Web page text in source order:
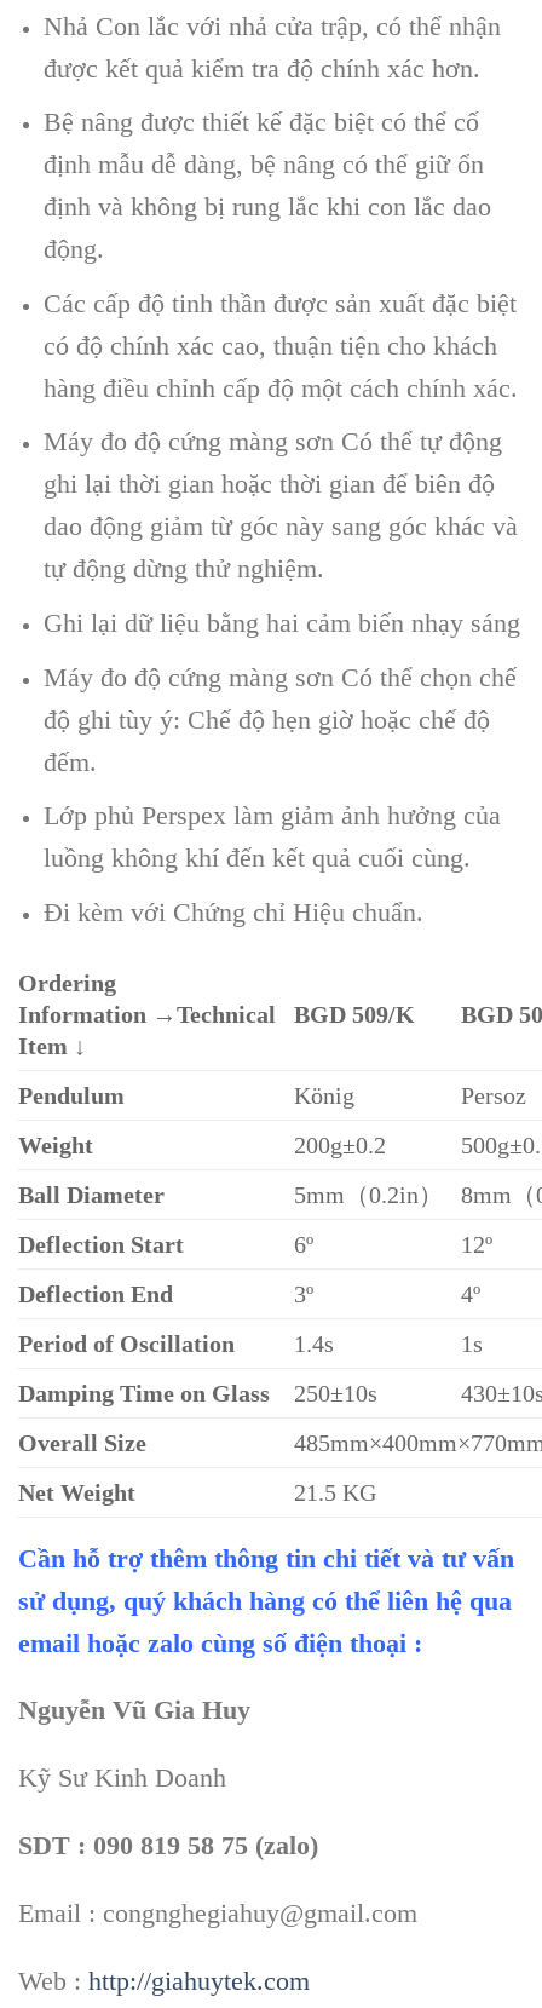
Nhả Con lắc với nhả cửa trập, có thể nhận
được kết quả kiểm tra độ chính xác hơn.
Bệ nâng được thiết kế đặc biệt có thể cố
định mẫu dễ dàng, bệ nâng có thể giữ ổn
định và không bị rung lắc khi con lắc dao
động.
Các cấp độ tinh thần được sản xuất đặc biệt
có độ chính xác cao, thuận tiện cho khách
hàng điều chỉnh cấp độ một cách chính xác.
Máy đo độ cứng màng sơn Có thể tự động
ghi lại thời gian hoặc thời gian để biên độ
dao động giảm từ góc này sang góc khác và
tự động dừng thử nghiệm.
Ghi lại dữ liệu bằng hai cảm biến nhạy sáng
Máy đo độ cứng màng sơn Có thể chọn chế
độ ghi tùy ý: Chế độ hẹn giờ hoặc chế độ
đếm.
Lớp phủ Perspex làm giảm ảnh hưởng của
luồng không khí đến kết quả cuối cùng.
Đi kèm với Chứng chỉ Hiệu chuẩn.
Ordering
Information →Technical
Item ↓
BGD 509/K BGD
Pendulum König
Persoz
Weight
200g±0.2
Ball Diameter
5mm（0.2in）
8mm
Deflection Start
6º
12º
Deflection End
3º
4º
Period of Oscillation
1.4s
1s
Damping Time on Glass
250±10s
Overall Size
Net Weight 21.5 KG
Cần hỗ trợ thêm thông tin chi tiết và tư vấn
sử dụng, quý khách hàng có thể liên hệ qua
email hoặc zalo cùng số điện thoại :
Nguyễn Vũ Gia Huy
Kỹ Sư Kinh Doanh
SDT : 090 819 58 75 (zalo)
Email : congnghegiahuy@gmail.com
Web : http://giahuytek.com